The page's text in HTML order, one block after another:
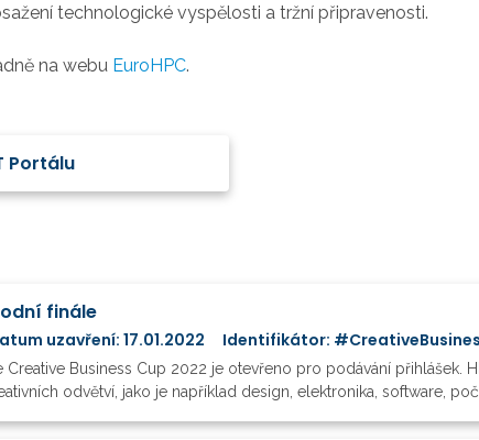
technologické vyspělosti a tržní připravenosti.
na webu EuroHPC.
Portálu
finále
uzavření: 17.01.2022 Identifikátor:
Business Cup 2022 je otevřeno pro podávání přihlášek.
odvětví, jako je například design, elektronika, software,